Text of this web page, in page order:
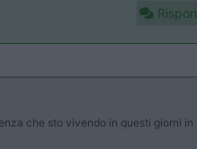
che sto vivendo in questi giorni in